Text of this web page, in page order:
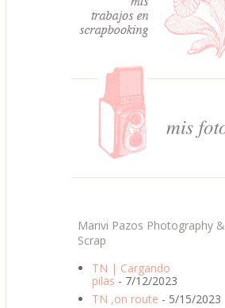
Marivi Pazos Photography &
Scrap
TN | Cargando
pilas- 7/12/2023
TN ,on route - 5/15/2023